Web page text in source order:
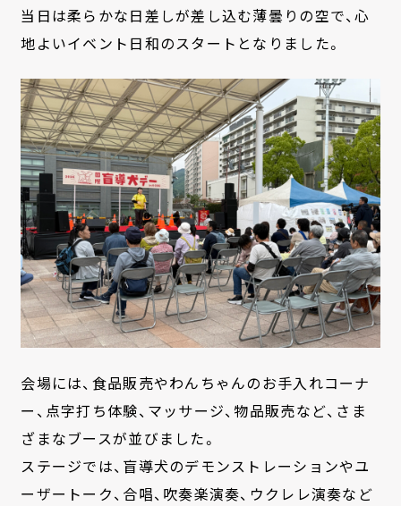
当日は柔らかな日差しが差し込む薄曇りの空で、心
地よいイベント日和のスタートとなりました。
会場には、食品販売やわんちゃんのお手入れコーナ
ー、点字打ち体験、マッサージ、物品販売など、さま
ざまなブースが並びました。
ステージでは、盲導犬のデモンストレーションやユ
ーザートーク、合唱、吹奏楽演奏、ウクレレ演奏など